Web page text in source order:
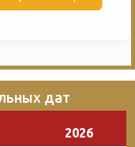
дат
2026